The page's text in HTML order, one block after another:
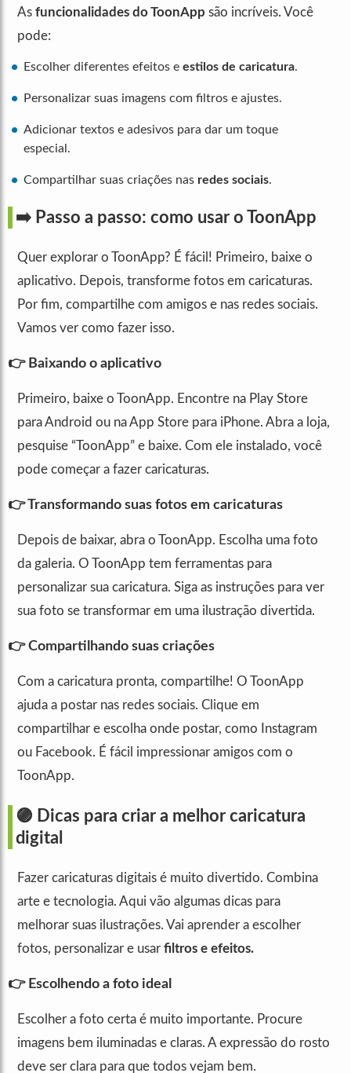
As funcionalidades do ToonApp são incríveis. Você
pode:
Escolher diferentes efeitos e estilos de caricatura.
Personalizar suas imagens com filtros e ajustes.
Adicionar textos e adesivos para dar um toque
especial.
Compartilhar suas criações nas redes sociais.
➡️ Passo a passo: como usar o ToonApp
Quer explorar o ToonApp? É fácil! Primeiro, baixe o
aplicativo. Depois, transforme fotos em caricaturas.
Por fim, compartilhe com amigos e nas redes sociais.
Vamos ver como fazer isso.
👉 Baixando o aplicativo
Primeiro, baixe o ToonApp. Encontre na Play Store
para Android ou na App Store para iPhone. Abra a loja,
pesquise “ToonApp” e baixe. Com ele instalado, você
pode começar a fazer caricaturas.
👉 Transformando suas fotos em caricaturas
Depois de baixar, abra o ToonApp. Escolha uma foto
da galeria. O ToonApp tem ferramentas para
personalizar sua caricatura. Siga as instruções para ver
sua foto se transformar em uma ilustração divertida.
👉 Compartilhando suas criações
Com a caricatura pronta, compartilhe! O ToonApp
ajuda a postar nas redes sociais. Clique em
compartilhar e escolha onde postar, como Instagram
ou Facebook. É fácil impressionar amigos com o
ToonApp.
🟣 Dicas para criar a melhor caricatura
digital
Fazer caricaturas digitais é muito divertido. Combina
arte e tecnologia. Aqui vão algumas dicas para
melhorar suas ilustrações. Vai aprender a escolher
fotos, personalizar e usar filtros e efeitos.
👉 Escolhendo a foto ideal
Escolher a foto certa é muito importante. Procure
imagens bem iluminadas e claras. A expressão do rosto
deve ser clara para que todos vejam bem.